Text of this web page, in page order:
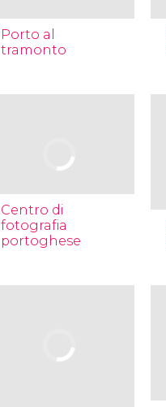
Porto al
tramonto
Centro di
fotografia
portoghese